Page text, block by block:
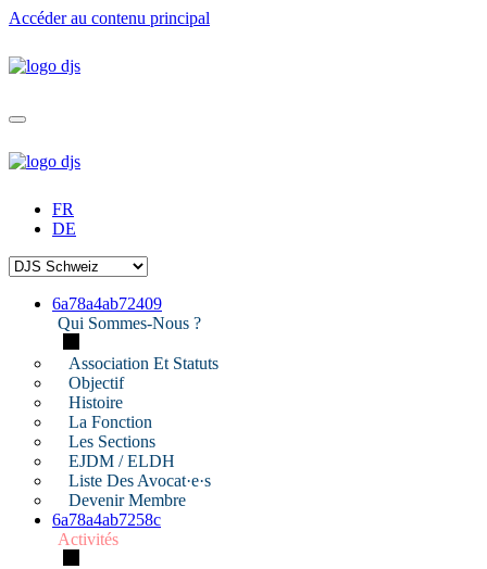
Accéder au contenu principal
FR
DE
6a78a4ab72409
Qui Sommes-Nous ?
Association Et Statuts
Objectif
Histoire
La Fonction
Les Sections
EJDM / ELDH
Liste Des Avocat·e·s
Devenir Membre
6a78a4ab7258c
Activités